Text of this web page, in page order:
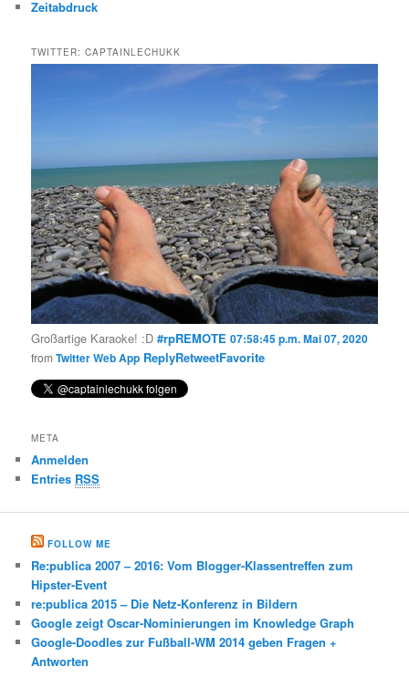
Zeitabdruck
TWITTER: CAPTAINLECHUKK
Großartige Karaoke! :D#rpREMOTE 07:58:45 p.m. Mai 07, 2020
fromTwitter Web App ReplyRetweetFavorite
META
Anmelden
Entries RSS
FOLLOW ME
Re:publica 2007 – 2016: Vom Blogger-Klassentreffen zum
Hipster-Event
re:publica 2015 – Die Netz-Konferenz in Bildern
Google zeigt Oscar-Nominierungen im Knowledge Graph
Google-Doodles zur Fußball-WM 2014 geben Fragen +
Antworten